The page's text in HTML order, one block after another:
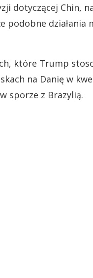
dotyczącej Chin,
podobne działania
które Trump
na Danię w
sporze z Brazylią.